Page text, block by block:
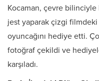
Kocaman, çevre
jest yaparak çizgi filmdeki
oyuncağını hediye etti.
fotoğraf çekildi ve
karşıladı.